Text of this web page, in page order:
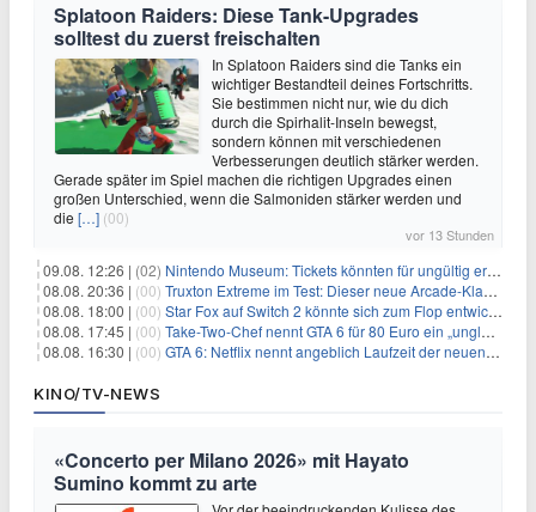
Splatoon Raiders: Diese Tank-Upgrades
solltest du zuerst freischalten
In Splatoon Raiders sind die Tanks ein
wichtiger Bestandteil deines Fortschritts.
Sie bestimmen nicht nur, wie du dich
durch die Spirhalit-Inseln bewegst,
sondern können mit verschiedenen
Verbesserungen deutlich stärker werden.
Gerade später im Spiel machen die richtigen Upgrades einen
großen Unterschied, wenn die Salmoniden stärker werden und
die […] (00)
vor 13 Stunden
09.08. 12:26 | (02) Nintendo Museum: Tickets könnten für ungültig erklärt werden!
08.08. 20:36 | (00) Truxton Extreme im Test: Dieser neue Arcade-Klassiker verzeiht dir gar nichts
08.08. 18:00 | (00) Star Fox auf Switch 2 könnte sich zum Flop entwickeln
08.08. 17:45 | (00) Take-Two-Chef nennt GTA 6 für 80 Euro ein „unglaubliches Schnäppchen“
08.08. 16:30 | (00) GTA 6: Netflix nennt angeblich Laufzeit der neuen Gameplay-Präsentation
KINO/TV-NEWS
«Concerto per Milano 2026» mit Hayato
Sumino kommt zu arte